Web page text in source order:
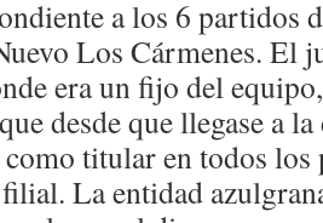
a los 6 partidos
Los Cármenes. El
era un fijo del
desde que llegase a
titular en todos
La entidad